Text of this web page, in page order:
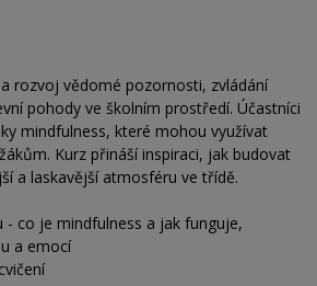
rozvoj vědomé pozornosti, zvládání
pohody ve školním prostředí. Účastníci
mindfulness, které mohou využívat
Kurz přináší inspiraci, jak budovat
a laskavější atmosféru ve třídě.
- co je mindfulness a jak funguje,
a emocí